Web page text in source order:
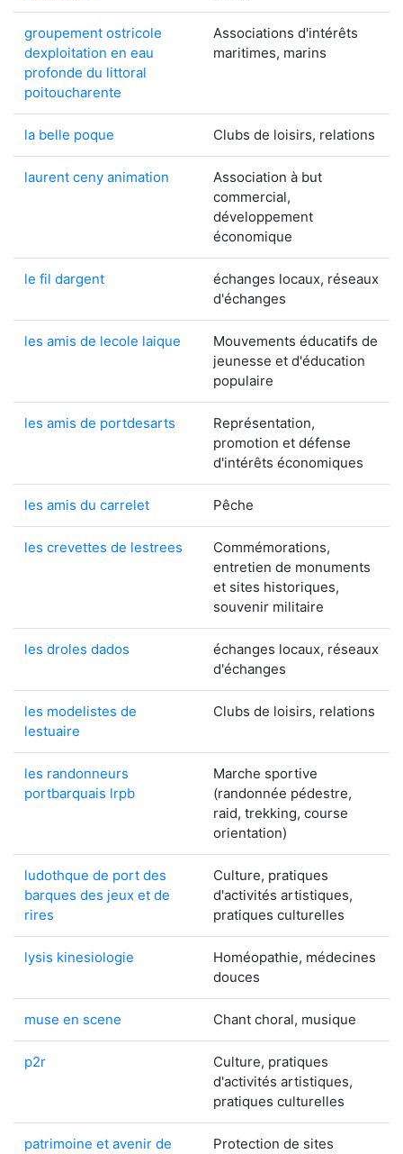
groupement ostricole
dexploitation en eau
profonde du littoral
poitoucharente
Associations d'intérêts
maritimes, marins
la belle poque Clubs de loisirs, relations
laurent ceny animation
Association à but
commercial,
développement
économique
le fil dargent
échanges locaux, réseaux
d'échanges
les amis de lecole laique
Mouvements éducatifs de
jeunesse et d'éducation
populaire
les amis de portdesarts
Représentation,
promotion et défense
d'intérêts économiques
les amis du carrelet Pêche
les crevettes de lestrees
Commémorations,
entretien de monuments
et sites historiques,
souvenir militaire
les droles dados
échanges locaux, réseaux
d'échanges
les modelistes de
lestuaire
Clubs de loisirs, relations
les randonneurs
portbarquais lrpb
Marche sportive
(randonnée pédestre,
raid, trekking, course
orientation)
ludothque de port des
barques des jeux et de
rires
Culture, pratiques
d'activités artistiques,
pratiques culturelles
lysis kinesiologie
Homéopathie, médecines
douces
muse en scene Chant choral, musique
p2r
Culture, pratiques
d'activités artistiques,
pratiques culturelles
patrimoine et avenir de Protection de sites